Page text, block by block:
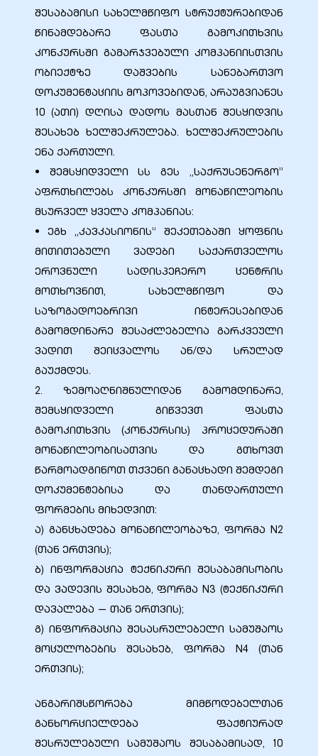
შესაბამისი სახელმწიფო სტრუქტურებიდან
წინამდებარე ფასთა გამოკითხვის
კონკურსში გამარჯვებული კომპანიისთვის
ობიექტზე დაშვების სანებართვო
დოკუმენტაციის მოპოვებიდან, არაუგვიანეს
10 (ათი) დღისა დადოს მასთან შესყიდვის
შესახებ ხელშეკრულება. ხელშეკრულების
ენა ქართული.
• შემსყიდველი სს გეს ,,საქრუსენერგო’’
აფრთხილებს კონკურსში მონაწილეობის
მსურველ ყველა კომპანიას:
• ეგხ „კავკასიონის“ შეკეთებაში ყოფნის
მითითებული ვადები საქართველოს
ეროვნული სადისპეჩერო ცენტრის
მოთხოვნით, სახელმწიფო და
საზოგადოებრივი ინტერესებიდან
გამომდინარე შესაძლებელია გარკვეული
ვადით შეიცვალოს ან/და სრულად
გაუქმდეს.
2. ზემოაღნიშნულიდან გამომდინარე,
შემსყიდველი გიწვევთ ფასთა
გამოკითხვის (კონკურსის) პროცედურაში
მონაწილეობისათვის და გთხოვთ
წარმოადგინოთ თქვენი განაცხადი შემდეგი
დოკუმენტებისა და თანდართული
ფორმების მიხედვით:
ა) განცხადება მონაწილეობაზე, ფორმა N2
(თან ერთვის);
ბ) ინფორმაცია ტექნიკური შესაბამისობის
და ვადევის შესახებ, ფორმა N3 (ტექნიკური
დავალება — თან ერთვის);
გ) ინფორმაცია შესასრულებელი სამუშაოს
მოცულობების შესახებ, ფორმა N4 (თან
ერთვის);
ანგარიშსწორება მიმწოდებელთან
განხორციელდება ფაქტიურად
შესრულებული სამუშაოს შესაბამისად, 10